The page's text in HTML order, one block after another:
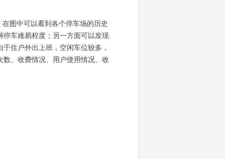
图中可以看到各个停车场的历史
车难易程度；另一方面可以发现
住户外出上班，空闲车位较多，
、收费情况、用户使用情况、收